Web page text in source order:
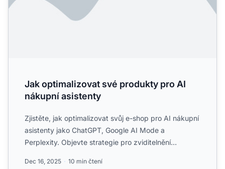
Jak optimalizovat své produkty pro AI
nákupní asistenty
Zjistěte, jak optimalizovat svůj e-shop pro AI nákupní
asistenty jako ChatGPT, Google AI Mode a
Perplexity. Objevte strategie pro zviditelnění
Dec 16, 2025 10 min čtení